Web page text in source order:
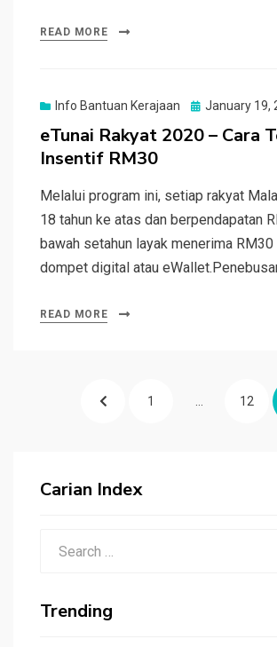
READ MORE
Info Bantuan Kerajaan
Posted
January 19,
eTunai Rakyat 2020 – Cara
Insentif RM30
Melalui program ini, setiap rakyat
18 tahun ke atas dan berpendapatan
bawah setahun layak menerima
dompet digital atau
READ MORE
PREVIOUSPAGE
1 … PAGE
12
Carian Index
Trending